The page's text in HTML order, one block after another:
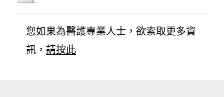
您如果為醫護專業人士，欲索取更多資
訊， 請按此